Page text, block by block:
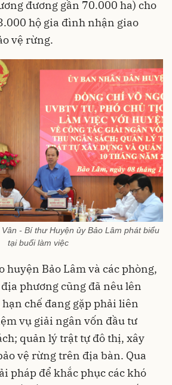
đương gần 70.000 ha) cho
hộ gia đình nhận giao
vệ rừng.
- Bí thư Huyện ủy Bảo Lâm phát biểu
tại buổi làm việc
huyện Bảo Lâm và các phòng,
phương cũng đã nêu lên
chế đang gặp phải liên
vụ giải ngân vốn đầu tư
quản lý trật tự đô thị, xây
vệ rừng trên địa bàn. Qua
pháp để khắc phục các khó